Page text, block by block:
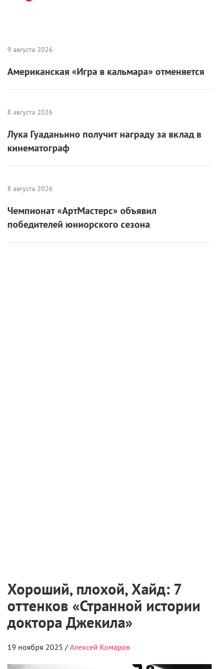
9 августа 2026
Американская «Игра в кальмара» отменяется
8 августа 2026
Лука Гуаданьино получит награду за вклад в
кинематограф
8 августа 2026
Чемпионат «АртМастерс» объявил
победителей юниорского сезона
Хороший, плохой, Хайд: 7
оттенков «Странной истории
доктора Джекила»
19 ноября 2025 / Алексей Комаров